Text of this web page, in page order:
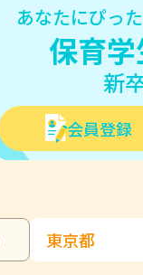
あなたにぴっ
保育
新
会員登録